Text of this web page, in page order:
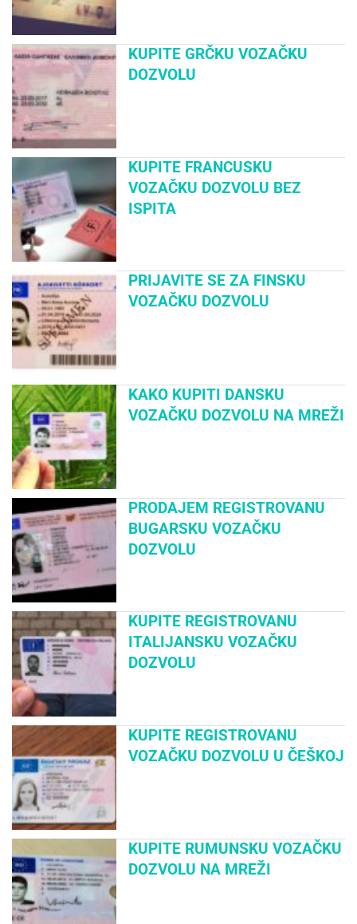
KUPITE GRČKU VOZAČKU
DOZVOLU
KUPITE FRANCUSKU
VOZAČKU DOZVOLU BEZ
ISPITA
PRIJAVITE SE ZA FINSKU
VOZAČKU DOZVOLU
KAKO KUPITI DANSKU
VOZAČKU DOZVOLU NA MREŽI
PRODAJEM REGISTROVANU
BUGARSKU VOZAČKU
DOZVOLU
KUPITE REGISTROVANU
ITALIJANSKU VOZAČKU
DOZVOLU
KUPITE REGISTROVANU
VOZAČKU DOZVOLU U ČEŠKOJ
KUPITE RUMUNSKU VOZAČKU
DOZVOLU NA MREŽI